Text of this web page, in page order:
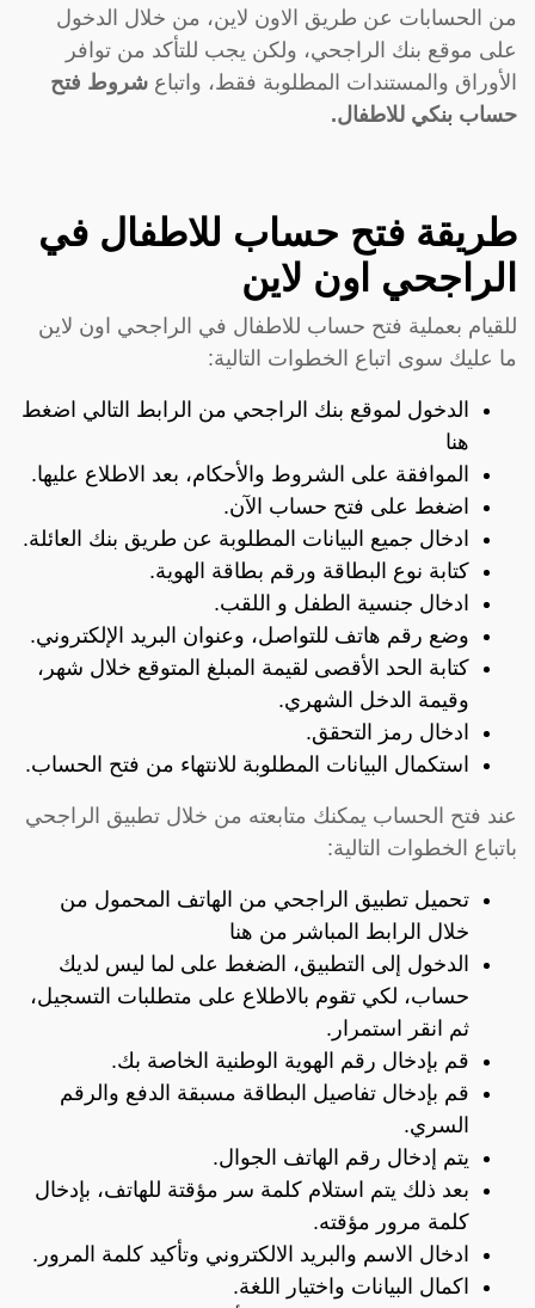
من الحسابات عن طريق الاون لاين، من خلال الدخول
على موقع بنك الراجحي، ولكن يجب للتأكد من توافر
الأوراق والمستندات المطلوبة فقط، واتباع شروط فتح
حساب بنكي للاطفال.
طريقة فتح حساب للاطفال في
الراجحي اون لاين
للقيام بعملية فتح حساب للاطفال في الراجحي اون لاين
ما عليك سوى اتباع الخطوات التالية:
الدخول لموقع بنك الراجحي من الرابط التالي اضغط
هنا
الموافقة على الشروط والأحكام، بعد الاطلاع عليها.
اضغط على فتح حساب الآن.
ادخال جميع البيانات المطلوبة عن طريق بنك العائلة.
كتابة نوع البطاقة ورقم بطاقة الهوية.
ادخال جنسية الطفل و اللقب.
وضع رقم هاتف للتواصل، وعنوان البريد الإلكتروني.
كتابة الحد الأقصى لقيمة المبلغ المتوقع خلال شهر،
وقيمة الدخل الشهري.
ادخال رمز التحقق.
استكمال البيانات المطلوبة للانتهاء من فتح الحساب.
عند فتح الحساب يمكنك متابعته من خلال تطبيق الراجحي
باتباع الخطوات التالية:
تحميل تطبيق الراجحي من الهاتف المحمول من
خلال الرابط المباشر من هنا
الدخول إلى التطبيق، الضغط على لما ليس لديك
حساب، لكي تقوم بالاطلاع على متطلبات التسجيل،
ثم انقر استمرار.
قم بإدخال رقم الهوية الوطنية الخاصة بك.
قم بإدخال تفاصيل البطاقة مسبقة الدفع والرقم
السري.
يتم إدخال رقم الهاتف الجوال.
بعد ذلك يتم استلام كلمة سر مؤقتة للهاتف، بإدخال
كلمة مرور مؤقته.
ادخال الاسم والبريد الالكتروني وتأكيد كلمة المرور.
اكمال البيانات واختيار اللغة.